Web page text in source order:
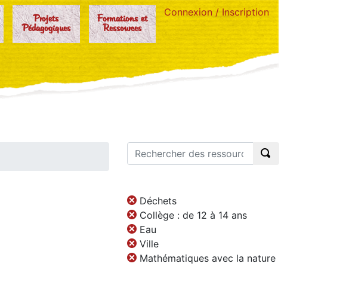
Projets
Pédagogiques
Formations et
Ressources
Connexion / Inscription
Déchets
Collège : de 12 à 14 ans
Eau
Ville
Mathématiques avec la nature